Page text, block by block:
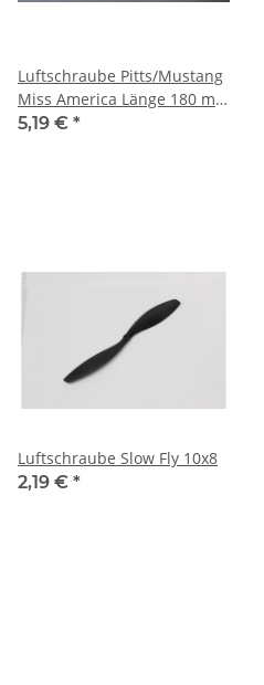
Luftschraube Pitts/Mustang
Miss America Länge 180 mm
Bohrung 4mm
5,19 € *
Luftschraube Slow Fly 10x8
2,19 € *